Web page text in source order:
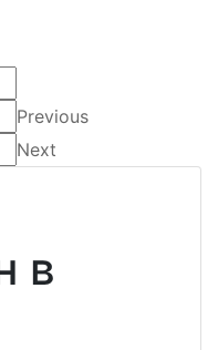
в
Previous
Next